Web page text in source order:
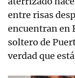
entre risas
encuentran en
soltero de
verdad que